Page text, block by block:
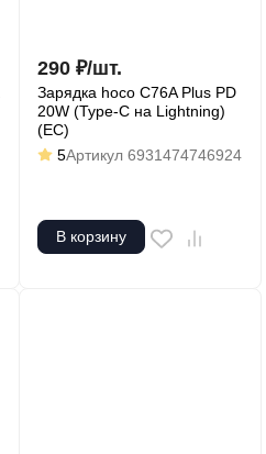
290 ₽/шт.
Зарядка hoco C76A Plus PD
20W (Type-C на Lightning)
(ЕС)
5Артикул 6931474746924
В корзину